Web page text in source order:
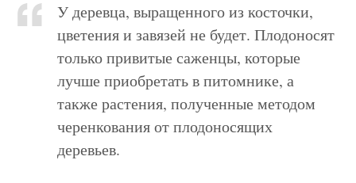
У деревца, выращенного из косточки,
цветения и завязей не будет. Плодоносят
только привитые саженцы, которые
лучше приобретать в питомнике, а
также растения, полученные методом
черенкования от плодоносящих
деревьев.